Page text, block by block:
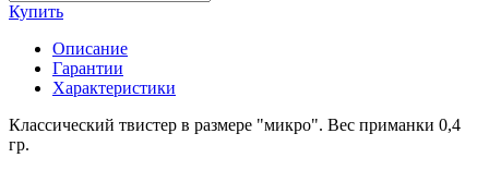
Купить
Описание
Гарантии
Характеристики
Классический твистер в размере "микро". Вес приманки 0,4
гр.